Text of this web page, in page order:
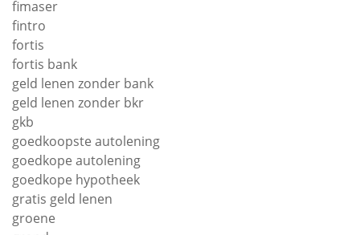
fimaser
fintro
fortis
fortis bank
geld lenen zonder bank
geld lenen zonder bkr
gkb
goedkoopste autolening
goedkope autolening
goedkope hypotheek
gratis geld lenen
groene